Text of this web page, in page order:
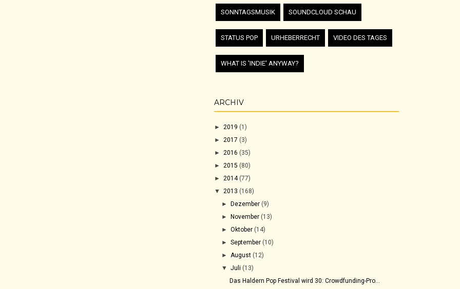
SONNTAGSMUSIK SOUNDCLOUD SCHAU
STATUS POP URHEBERRECHT VIDEO DES TAGES
WHAT IS 'INDIE' ANYWAY?
ARCHIV
► 2019 (1)
► 2017 (3)
► 2016 (35)
► 2015 (80)
► 2014 (77)
▼ 2013 (168)
►Dezember (9)
►November (13)
►Oktober (14)
►September (10)
► August (12)
▼Juli (13)
Das Haldern Pop Festival wird 30: Crowdfunding-Pro...